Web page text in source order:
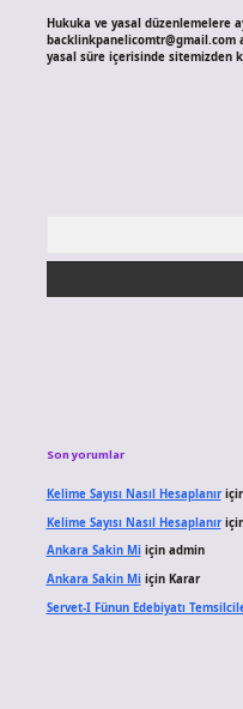
Hukuka ve yasal düzenlemelere
backlinkpanelicomtr@gmail.com
yasal süre içerisinde sitemizden
Son yorumlar
Kelime Sayısı Nasıl Hesaplanır
Kelime Sayısı Nasıl Hesaplanır
Ankara Sakin Miiçin admin
Ankara Sakin Miiçin Karar
Servet-I Fünun Edebiyatı